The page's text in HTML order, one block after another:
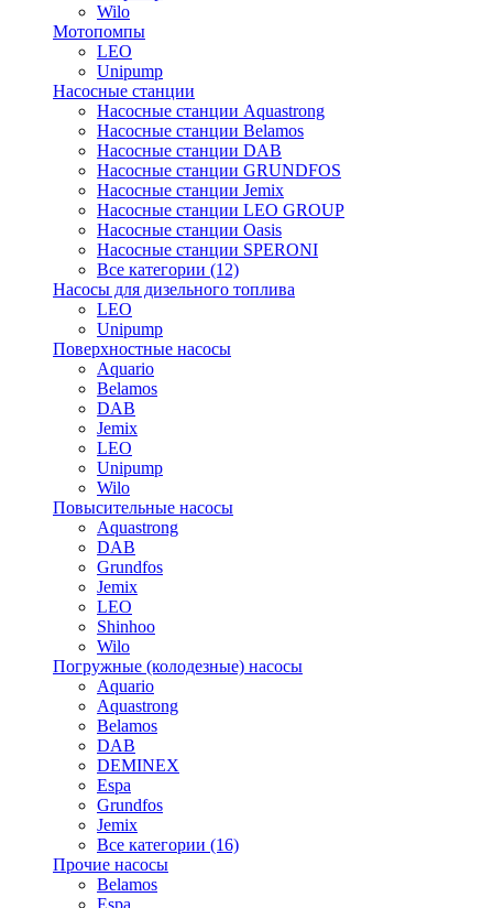
Wilo
Мотопомпы
LEO
Unipump
Насосные станции
Насосные станции Aquastrong
Насосные станции Belamos
Насосные станции DAB
Насосные станции GRUNDFOS
Насосные станции Jemix
Насосные станции LEO GROUP
Насосные станции Oasis
Насосные станции SPERONI
Все категории (12)
Насосы для дизельного топлива
LEO
Unipump
Поверхностные насосы
Aquario
Belamos
DAB
Jemix
LEO
Unipump
Wilo
Повысительные насосы
Aquastrong
DAB
Grundfos
Jemix
LEO
Shinhoo
Wilo
Погружные (колодезные) насосы
Aquario
Aquastrong
Belamos
DAB
DEMINEX
Espa
Grundfos
Jemix
Все категории (16)
Прочие насосы
Belamos
Espa